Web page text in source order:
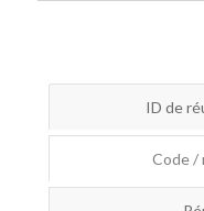
ID de
Code /